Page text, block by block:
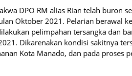
DPO RM alias Rian telah buron
Oktober 2021. Pelarian berawal
pelimpahan tersangka dan
Dikarenakan kondisi sakitnya
Kota Manado, dan pada proses